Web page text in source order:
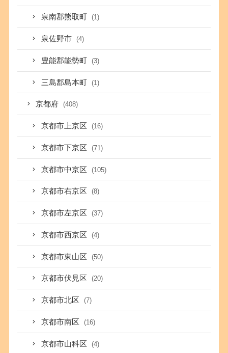
泉南郡熊取町 (1)
泉佐野市 (4)
豊能郡能勢町 (3)
三島郡島本町 (1)
京都府 (408)
京都市上京区 (16)
京都市下京区 (71)
京都市中京区 (105)
京都市右京区 (8)
京都市左京区 (37)
京都市西京区 (4)
京都市東山区 (50)
京都市伏見区 (20)
京都市北区 (7)
京都市南区 (16)
京都市山科区 (4)